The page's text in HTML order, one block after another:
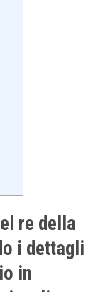
re della
i dettagli
in